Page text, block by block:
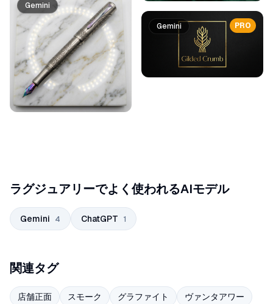
Gemini
PRO
Gemini
ラグジュアリーでよく使われるAIモデル
Gemini 4 ChatGPT 1
関連タグ
店舗正面 スモーク グラファイト
ヴァンタアワー